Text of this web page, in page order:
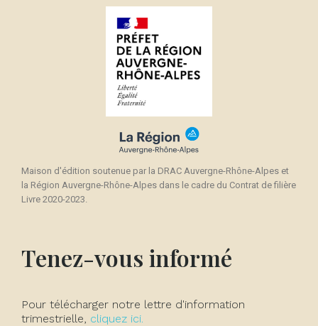
Maison d'édition soutenue par la DRAC Auvergne-Rhône-Alpes et
la Région Auvergne-Rhône-Alpes dans le cadre du Contrat de filière
Livre 2020-2023.
Tenez-vous informé
Pour télécharger notre lettre d'information
trimestrielle, cliquez ici.